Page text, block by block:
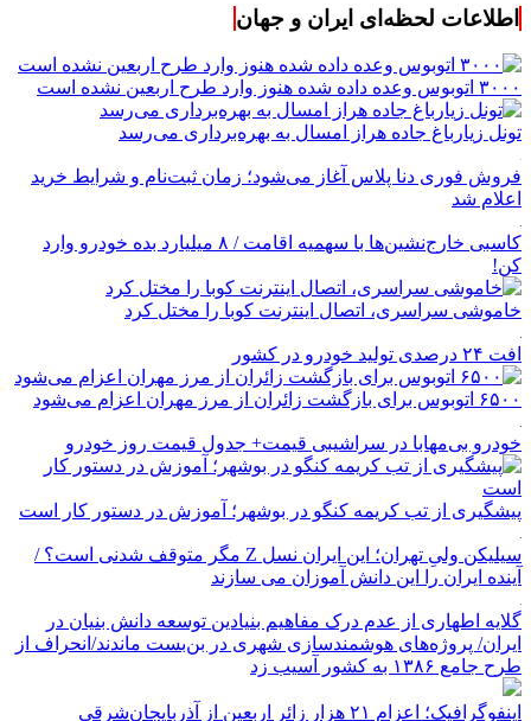
اطلاعات لحظه‌ای ایران و جهان
۳۰۰۰ اتوبوس وعده داده شده هنوز وارد طرح اربعین نشده است
تونل زیارباغ جاده هراز امسال به بهره‌برداری می‌رسد
فروش فوری دنا پلاس آغاز می‌شود؛ زمان ثبت‌نام و شرایط خرید
اعلام شد
کاسبی خارج‌نشین‌ها با سهمیه اقامت / ۸ میلیارد بده خودرو وارد
کن!
خاموشی سراسری، اتصال اینترنت کوبا را مختل کرد
افت ۲۴ درصدی تولید خودرو در کشور
۶۵۰۰ اتوبوس برای بازگشت زائران از مرز مهران اعزام می‌شود
خودرو بی‌مهابا در سراشیبی قیمت+ جدول قیمت روز خودرو
پیشگیری از تب کریمه کنگو در بوشهر؛ آموزش در دستور کار است
سیلیکن ولیِ تهران؛ این ایران نسل Z مگر متوقف شدنی است؟ /
آینده ایران را این دانش آموزان می سازند
گلایه اطهاری از عدم درک مفاهیم بنیادین توسعه دانش بنیان در
ایران/ پروژه‌های هوشمندسازی شهری در بن‌بست ماندند/انحراف از
طرح جامع ۱۳۸۶ به کشور آسیب زد
اینفوگرافیک؛ اعزام ۲۱ هزار زائر اربعین از آذربایجان‌شرقی